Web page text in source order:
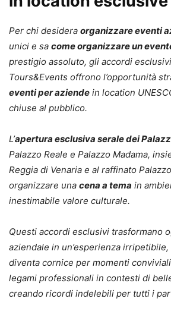
Per chi desidera organizzare eventi
unici e sa come organizzare un
prestigio assoluto, gli accordi
Tours&Events offrono l’opportunità
eventi per aziende in location
chiuse al pubblico.
L’apertura esclusiva serale dei
Palazzo Reale e Palazzo Madama,
Reggia di Venaria e al raffinato
organizzare una cena a tema in
inestimabile valore culturale.
Questi accordi esclusivi trasformano
aziendale in un’esperienza
diventa cornice per momenti
legami professionali in contesti di
creando ricordi indelebili per tutti i